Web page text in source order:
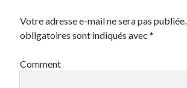
Votre adresse e-mail ne sera pas publiée.
obligatoires sont indiqués avec*
Comment